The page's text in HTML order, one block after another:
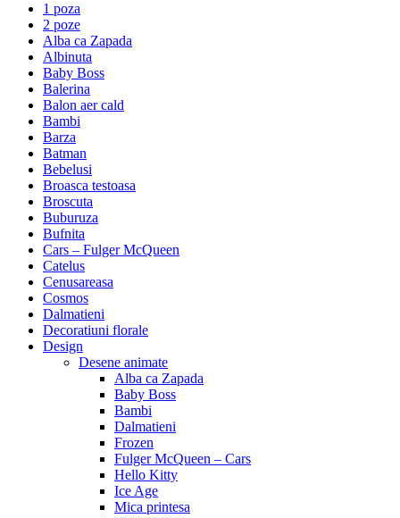
1 poza
2 poze
Alba ca Zapada
Albinuta
Baby Boss
Balerina
Balon aer cald
Bambi
Barza
Batman
Bebelusi
Broasca testoasa
Broscuta
Buburuza
Bufnita
Cars – Fulger McQueen
Catelus
Cenusareasa
Cosmos
Dalmatieni
Decoratiuni florale
Design
Desene animate
Alba ca Zapada
Baby Boss
Bambi
Dalmatieni
Frozen
Fulger McQueen – Cars
Hello Kitty
Ice Age
Mica printesa